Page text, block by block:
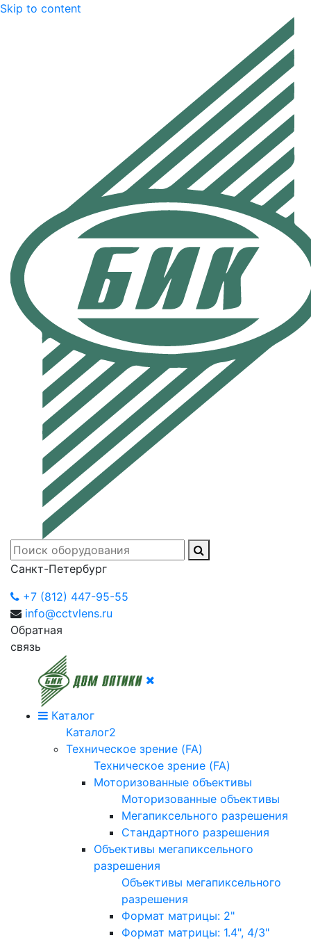
Skip to content
Санкт-Петербург
+7 (812) 447-95-55
info@cctvlens.ru
Обратная
связь
Каталог
Каталог2
Техническое зрение (FA)
Техническое зрение (FA)
Моторизованные объективы
Моторизованные объективы
Мегапиксельного разрешения
Стандартного разрешения
Объективы мегапиксельного
разрешения
Объективы мегапиксельного
разрешения
Формат матрицы: 2"
Формат матрицы: 1.4", 4/3"